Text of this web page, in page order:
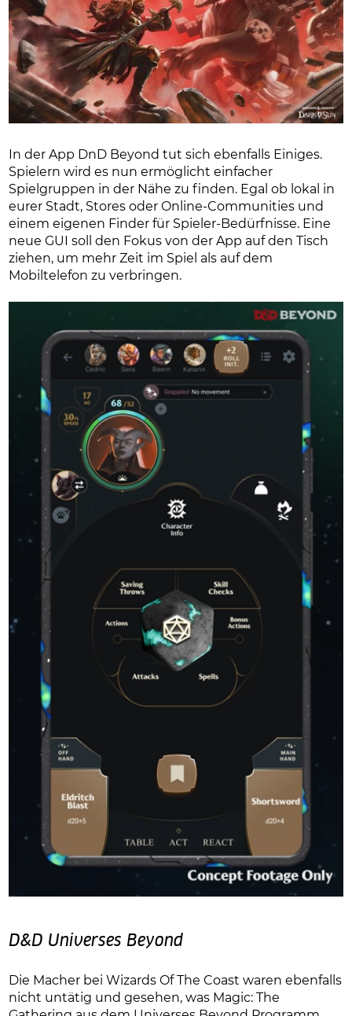
In der App DnD Beyond tut sich ebenfalls Einiges.
Spielern wird es nun ermöglicht einfacher
Spielgruppen in der Nähe zu finden. Egal ob lokal in
eurer Stadt, Stores oder Online-Communities und
einem eigenen Finder für Spieler-Bedürfnisse. Eine
neue GUI soll den Fokus von der App auf den Tisch
ziehen, um mehr Zeit im Spiel als auf dem
Mobiltelefon zu verbringen.
D&D Universes Beyond
Die Macher bei Wizards Of The Coast waren ebenfalls
nicht untätig und gesehen, was Magic: The